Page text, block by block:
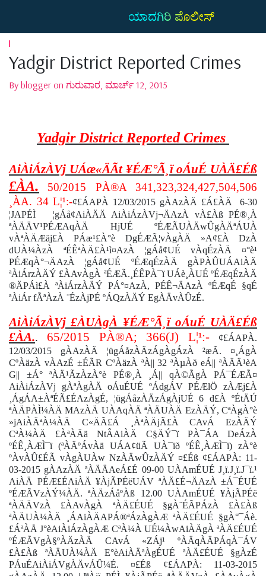
ಯಾದಗಿರಿ ಪೊಲೀಸ್
Yadgir District Reported Crimes
By blogger on ಗುರುವಾರ, ಮಾರ್ಚ್ 12, 2015
Yadgir District Reported Crimes
AiÀiÁzÀVj UÁæ«ÄÃt ¥ÉÆ°Ã¸ï oÁuÉ UÀÄ£Éß
£ÀA.
50/2015 PÀ®A 341,323,324,427,504,506
¸ÀA. 34 L¦¹:-¢£ÁAPÀ 12/03/2015 gÀAzÀÄ £Á£ÀÄ
6-30
¦JAPÉÌ
¦gÁå¢AiÀÄÄ AiÀiÁzÀVj¬ÄAzÀ vÀ£Àß PÉ®¸À
ªÀÄÄV¹PÉÆAqÀÄ HjUÉ ºÉÆÃUÀÄwÛgÀÄªÁUÀ
vÀªÀÄÆäj£À PÁæ¹£À°è DgÉÆÃ¦vÀgÀÄ »A¢£À DzÀ
dUÀ¼ÀzÀ ªÉÊªÀÄ£À¹ì¤AzÀ ¦gÁå¢UÉ vÀqÉzÀÄ ¤°è¹
PÉÆqÀ°¬ÄAzÀ ¦gÁå¢UÉ ºÉÆqÉzÀÄ gÀPÀÛUÁAiÀÄ
ªÀiÁrzÀÄÝ £ÀAvÀgÀ ªÉÆÃ.¸ÉÊPÀ¯ï UÁè¸ÀUÉ ºÉÆqÉzÀÄ
®ÄPÁì£À ªÀiÁrzÀÄÝ PÁ°¤AzÀ, PÉÊ¬ÄAzÀ ºÉÆqÉ §qÉ
ªÀiÁr fÃªÀzÀ ¨ÉzÀjPÉ ºÁQzÀÄÝ EgÀÄvÀÛzÉ.
AiÀiÁzÀVj £ÀUÀgÀ ¥ÉÆ°Ã¸ï oÁuÉ UÀÄ£Éß
£ÀA.. 65/2015 PÀ®A; 366(J) L¦¹:-
¢£ÁAPÀ.
12/03/2015 gÀAzÀÄ ¦ügÁåzÀÄzÁgÀgÁzÀ ²æÃ. ¤¸ÁgÀ
CºÀäzÀ vÀAzÉ ±ÉÃR CºÀäzÀ ªÀ|| 32 ªÀµÀð eÁ|| ªÀÄÄ¹èA
G|| ±Á° ªÀÄ¹ÃzÀzÀ°è PÉ®¸À ¸Á|| qÀ©ÃgÀ PÁ¯ÉÆÃ¤
AiÀiÁzÀVj gÀªÀgÀÄ oÁuÉUÉ ºÁdgÁV PÉÆlÖ zÀÆj£À
¸ÁgÁA±ÀªÉÃ£ÉAzÀgÉ, ¦ügÁåzÀÄzÁgÀjUÉ 6 d£À ºÉtÄÚ
ªÀÄPÀÌ¼ÀÄ MAzÀÄ UÀAqÀÄ ªÀÄUÀÄ EzÀÄÝ, CªÀgÀ°è
»jAiÀÄªÀ¼ÀÄ C«ÄÃ£Á ¸ÀªÀÄjÃ£À CAvÁ EzÀÄÝ
CªÀ¼ÀÄ £ÀªÀÄä NtÂAiÀÄ C§ÄÝ¯ï PÀ¯ÁA DeÁzÀ
ºÉÊ¸ÀÆÌ¯ï (ªÀÄºÁvÀä UÁA¢üÃ UÀ¯ïð ºÉÊ¸ÀÆÌ¯ï) zÀ°è
ºÀvÀÛ£ÉÃ vÀgÀUÀw NzÀÄwÛzÀÄÝ ¤£Éß ¢£ÁAPÀ: 11-
03-2015 gÀAzÀÄ ªÀÄÄAeÁ£É 09-00 UÀAmÉUÉ J¸ï.J¸ï.J¯ï.¹
AiÀÄ PÉÆ£ÉAiÀÄ ¥ÀjÃPÉëUÁV ªÀÄ£É¬ÄAzÀ ±Á¯ÉUÉ
ºÉÆÃVzÀÝ¼ÀÄ. ªÀÄzÁåºÀß 12.00 UÀAmÉUÉ ¥ÀjÃPÉë
ªÀÄÄVzÀ £ÀAvÀgÀ ªÀÄ£ÉUÉ §gÀ¨ÉÃPÁzÀ £À£Àß
ªÀÄUÀ¼ÀÄ ¸ÁAiÀÄAPÁ®ªÁzÀgÀÆ ªÀÄ£ÉUÉ §gÀ°¯Áè.
£ÁªÀÅ J°èAiÀiÁzÀgÀÆ CªÀ¼À UÉ¼ÀwAiÀÄgÀ ªÀÄ£ÉUÉ
ºÉÆÃVgÀ§ºÀÄzÀÄ CAvÁ «ZÁj¹ ºÀÄqÀÄPÁqÀ¯ÁV
£À£Àß ªÀÄUÀ¼ÀÄ E°èAiÀÄªÀgÉUÉ ªÀÄ£ÉUÉ §gÀzÉ
PÁuÉAiÀiÁVgÀÄvÁÛ¼É. ¤£Éß ¢£ÁAPÀ: 11-03-2015